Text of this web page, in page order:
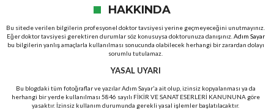
HAKKINDA
Bu sitede verilen bilgilerin profesyonel doktor tavsiyesi yerine geçmeyeceğini unutmayınız.
Eğer doktor tavsiyesi gerektiren durumlar söz konusuysa doktorunuza danışınız. Adım Sayar
bu bilgilerin yanlış amaçlarla kullanılması sonucunda olabilecek herhangi bir zarardan dolayı
sorumlu tutulamaz.
YASAL UYARI
Bu blogdaki tüm fotoğraflar ve yazılar Adım Sayar'a ait olup, izinsiz kopyalanması ya da
herhangi bir yerde kullanılması 5846 sayılı FİKİR VE SANAT ESERLERİ KANUNUNA göre
yasaktır. İzinsiz kullanım durumunda gerekli yasal işlemler başlatılacaktır.